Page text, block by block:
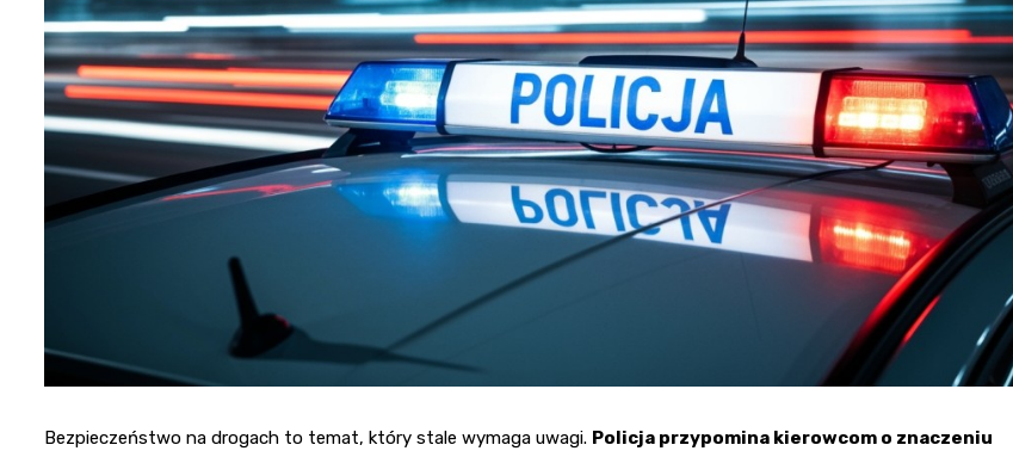
Bezpieczeństwo na drogach to temat, który stale wymaga uwagi. Policja przypomina kierowcom o znaczeniu